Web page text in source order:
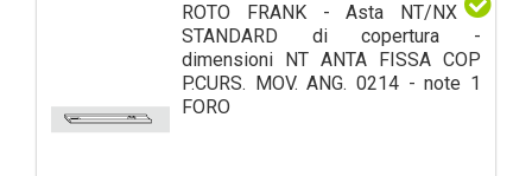
ROTO FRANK - Asta NT/NX -
STANDARD di copertura -
dimensioni NT ANTA FISSA COP
P.CURS. MOV. ANG. 0214 - note 1
FORO